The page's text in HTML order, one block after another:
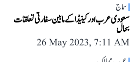
سماج
سعودی عرب اور کینیڈا کے مابین سفارتی تعلقات
بحال
26 May 2023, 7:11 AM